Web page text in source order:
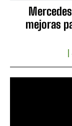
mejoras